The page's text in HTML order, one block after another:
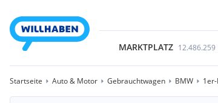
MARKTPLATZ 12.486.259
Startseite Auto & Motor Gebrauchtwagen BMW 1er-